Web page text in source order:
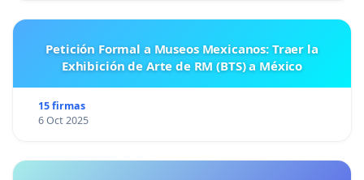
Petición Formal a Museos Mexicanos: Traer la
Exhibición de Arte de RM (BTS) a México
15 firmas
6 Oct 2025